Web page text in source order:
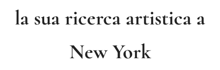
la sua ricerca artistica a
New York